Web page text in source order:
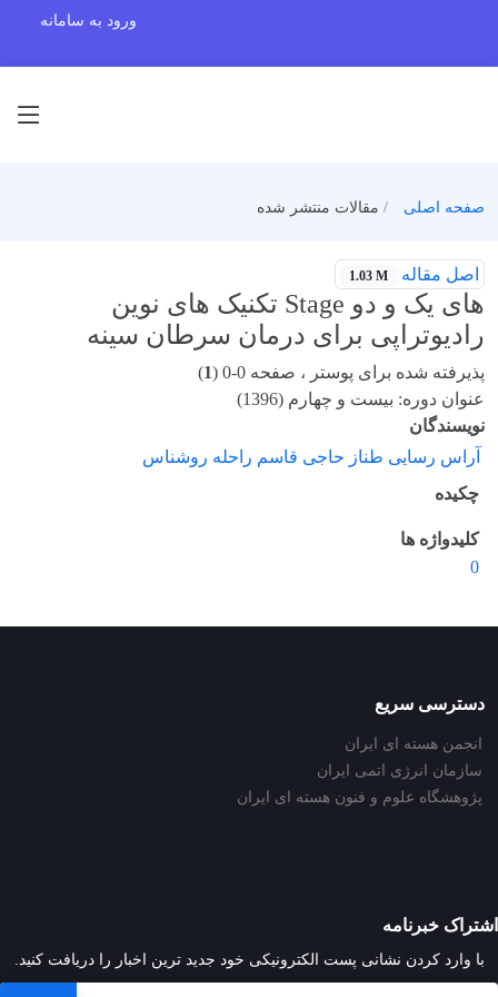
ورود به سامانه
صفحه اصلی مقالات منتشر شده
اصل مقاله 1.03 M
های یک و دو Stage تکنیک های نوین
رادیوتراپی برای درمان سرطان سینه
پذیرفته شده برای پوستر ، صفحه 0-0 ( 1
)
عنوان دوره: بیست و چهارم (1396)
نویسندگان
آراس رسایی طناز حاجی قاسم راحله روشناس
چکیده
کلیدواژه ها
0
دسترسی سریع
انجمن هسته ای ایران
سازمان انرژی اتمی ایران
پژوهشگاه علوم و فنون هسته ای ایران
اشتراک خبرنامه
با وارد کردن نشانی پست الکترونیکی خود جدید ترین اخبار را دریافت کنید.